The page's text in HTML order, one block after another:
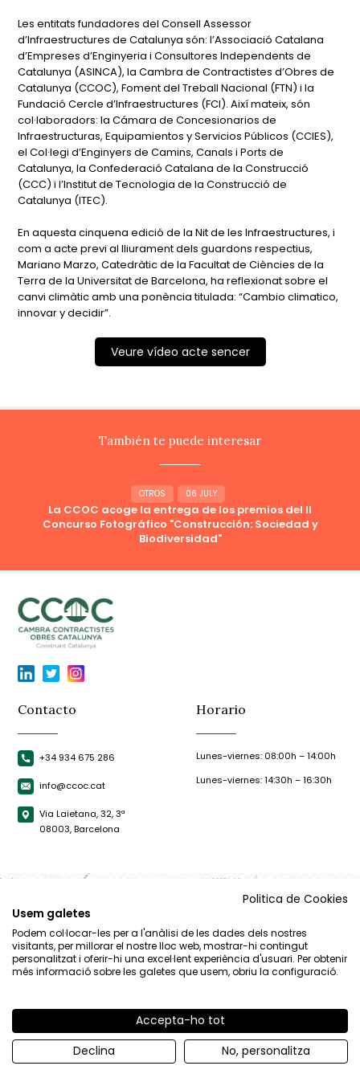
Les entitats fundadores del Consell Assessor
d’Infraestructures de Catalunya són: l’Associació Catalana
d’Empreses d’Enginyeria i Consultores Independents de
Catalunya (ASINCA), la Cambra de Contractistes d’Obres de
Catalunya (CCOC), Foment del Treball Nacional (FTN) i la
Fundació Cercle d’Infraestructures (FCI). Així mateix, són
col·laboradors: la Cámara de Concesionarios de
Infraestructuras, Equipamientos y Servicios Públicos (CCIES),
el Col·legi d’Enginyers de Camins, Canals i Ports de
Catalunya, la Confederació Catalana de la Construcció
(CCC) i l’Institut de Tecnologia de la Construcció de
Catalunya (ITEC).
En aquesta cinquena edició de la Nit de les Infraestructures, i
com a acte previ al lliurament dels guardons respectius,
Mariano Marzo, Catedràtic de la Facultat de Ciències de la
Terra de la Universitat de Barcelona, ha reflexionat sobre el
canvi climàtic amb una ponència titulada: “Cambio climatico,
innovar y decidir”.
Veure vídeo acte sencer
También te puede interesar
OTROS 06 JULY
La CCOC acoge la entrega de los premios del II
Concurso Fotográfico "Construcción: Sociedad y
Biodiversidad"
Contacto
+34 934 675 286
info@ccoc.cat
Via Laietana, 32, 3ª
08003, Barcelona
Horario
Lunes-viernes: 08:00h – 14:00h
Lunes-viernes: 14:30h – 16:30h
Aviso Legal Política de privacidad | Política de cookies
By 100x100.net
Politica de Cookies
Usem galetes
Podem col·locar-les per a l'anàlisi de les dades dels nostres
visitants, per millorar el nostre lloc web, mostrar-hi contingut
personalitzat i oferir-hi una excel·lent experiència d'usuari. Per obtenir
més informació sobre les galetes que usem, obriu la configuració.
Accepta-ho tot
Declina
No, personalitza